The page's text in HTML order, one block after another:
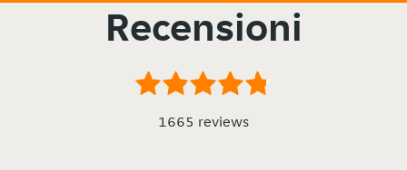
Recensioni
1665 reviews